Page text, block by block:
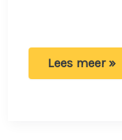
Kerstmarkt
Lees meer »